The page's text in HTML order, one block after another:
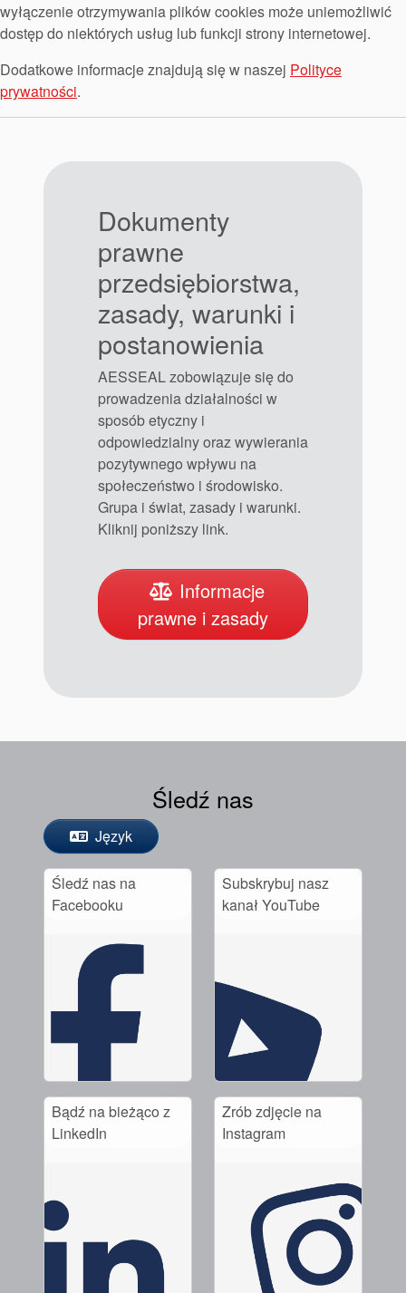
wyłączenie otrzymywania plików cookies może uniemożliwić
dostęp do niektórych usług lub funkcji strony internetowej.
Dodatkowe informacje znajdują się w naszej Polityce
prywatności.
Dokumenty
prawne
przedsiębiorstwa,
zasady, warunki i
postanowienia
AESSEAL zobowiązuje się do
prowadzenia działalności w
sposób etyczny i
odpowiedzialny oraz wywierania
pozytywnego wpływu na
społeczeństwo i środowisko.
Grupa i świat, zasady i warunki.
Kliknij poniższy link.
Informacje
prawne i zasady
Śledź nas
Język
Śledź nas na
Facebooku
Subskrybuj nasz
kanał YouTube
Bądź na bieżąco z
LinkedIn
Zrób zdjęcie na
Instagram